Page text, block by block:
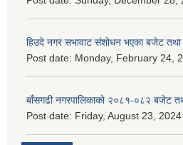
हिउदे नगर सभावाट संशोधन भएका बजेट
Post date: Monday, February 24,
बाँसगढी नगरपालिकाको २०८१-०८२ बजेट
Post date: Friday, August 23,